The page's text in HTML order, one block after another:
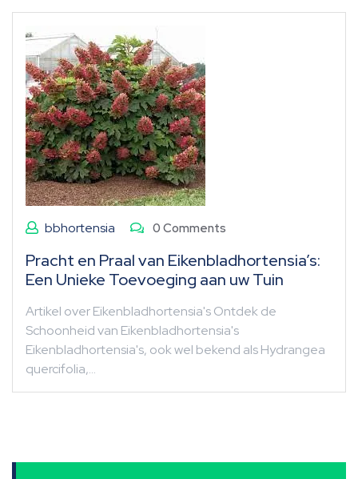
bbhortensia 0 Comments
Pracht en Praal van Eikenbladhortensia’s:
Een Unieke Toevoeging aan uw Tuin
Artikel over Eikenbladhortensia's Ontdek de
Schoonheid van Eikenbladhortensia's
Eikenbladhortensia's, ook wel bekend als Hydrangea
quercifolia,…